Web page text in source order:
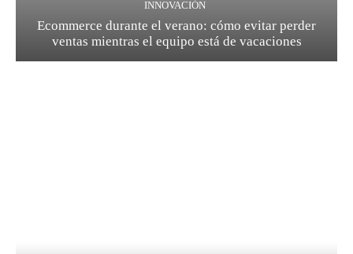
INNOVACIÓN
Ecommerce durante el verano: cómo evitar perder
ventas mientras el equipo está de vacaciones